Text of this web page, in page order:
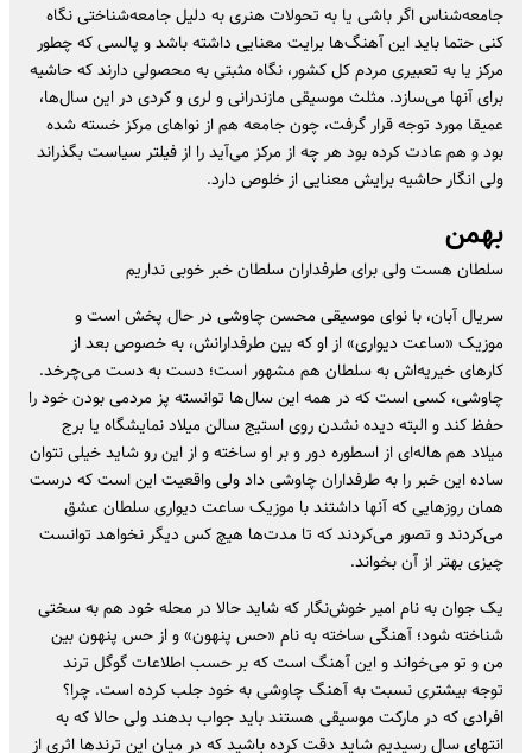
جامعه‌شناس اگر باشی یا به تحولات هنری به دلیل جامعه‌شناختی نگاه
کنی حتما باید این آهنگ‌ها برایت معنایی داشته باشد و پالسی که چطور
مرکز یا به تعبیری مردم کل کشور، نگاه مثبتی به محصولی دارند که حاشیه
برای آنها می‌سازد. مثلث موسیقی مازندرانی و لری و کردی در این سال‌ها،
عمیقا مورد توجه قرار گرفت، چون جامعه هم از نوا‌های مرکز خسته شده
بود و هم عادت کرده بود هر چه از مرکز می‌آید را از فیلتر سیاست بگذراند
ولی انگار حاشیه برایش معنایی از خلوص دارد.
بهمن
سلطان هست ولی برای طرفداران سلطان خبر خوبی نداریم
سریال آبان، با نوای موسیقی محسن چاوشی در حال پخش است و
موزیک «ساعت دیواری» از او که بین طرفدارانش، به خصوص بعد از
کار‌های خیریه‌اش به سلطان هم مشهور است؛ دست به دست می‌چرخد.
چاوشی، کسی است که در همه این سال‌ها توانسته پز مردمی بودن خود را
حفظ کند و البته دیده نشدن روی استیج سالن میلاد نمایشگاه یا برج
میلاد هم هاله‌ای از اسطوره دور و بر او ساخته و از این رو شاید خیلی نتوان
ساده این خبر را به طرفداران چاوشی داد ولی واقعیت این است که درست
همان روز‌هایی که آنها داشتند با موزیک ساعت دیواری سلطان عشق
می‌کردند و تصور می‌کردند که تا مدت‌ها هیچ کس دیگر نخواهد توانست
چیزی بهتر از آن بخواند.
یک جوان به نام امیر خوش‌نگار که شاید حالا در محله خود هم به سختی
شناخته شود؛ آهنگی ساخته به نام «حس پنهون» و از حس پنهون بین
من و تو می‌خواند و این آهنگ است که بر حسب اطلاعات گوگل ترند
توجه بیشتری نسبت به آهنگ چاوشی به خود جلب کرده است. چرا؟
افرادی که در مارکت موسیقی هستند باید جواب بدهند ولی حالا که به
انتهای سال رسیدیم شاید دقت کرده باشید که در میان این ترند‌ها اثری از